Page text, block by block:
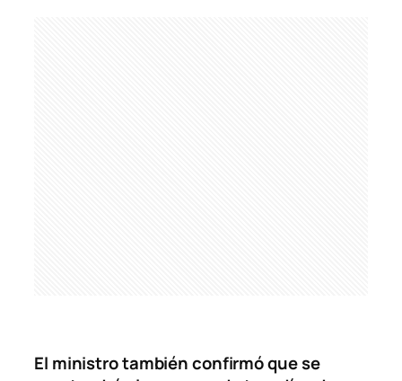
El ministro también confirmó que se